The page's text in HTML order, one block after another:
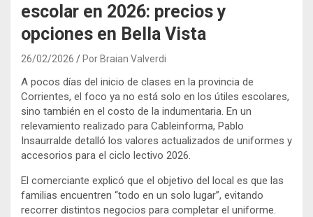
escolar en 2026: precios y
opciones en Bella Vista
26/02/2026 Por Braian Valverdi
A pocos días del inicio de clases en la provincia de
Corrientes, el foco ya no está solo en los útiles escolares,
sino también en el costo de la indumentaria. En un
relevamiento realizado para Cableinforma, Pablo
Insaurralde detalló los valores actualizados de uniformes y
accesorios para el ciclo lectivo 2026.
El comerciante explicó que el objetivo del local es que las
familias encuentren “todo en un solo lugar”, evitando
recorrer distintos negocios para completar el uniforme.